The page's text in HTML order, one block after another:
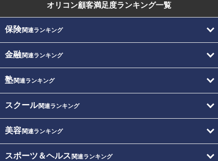
オリコン顧客満足度ランキング一覧
保険関連ランキング
金融関連ランキング
塾関連ランキング
スクール関連ランキング
美容関連ランキング
スポーツ＆ヘルス 関連ランキング